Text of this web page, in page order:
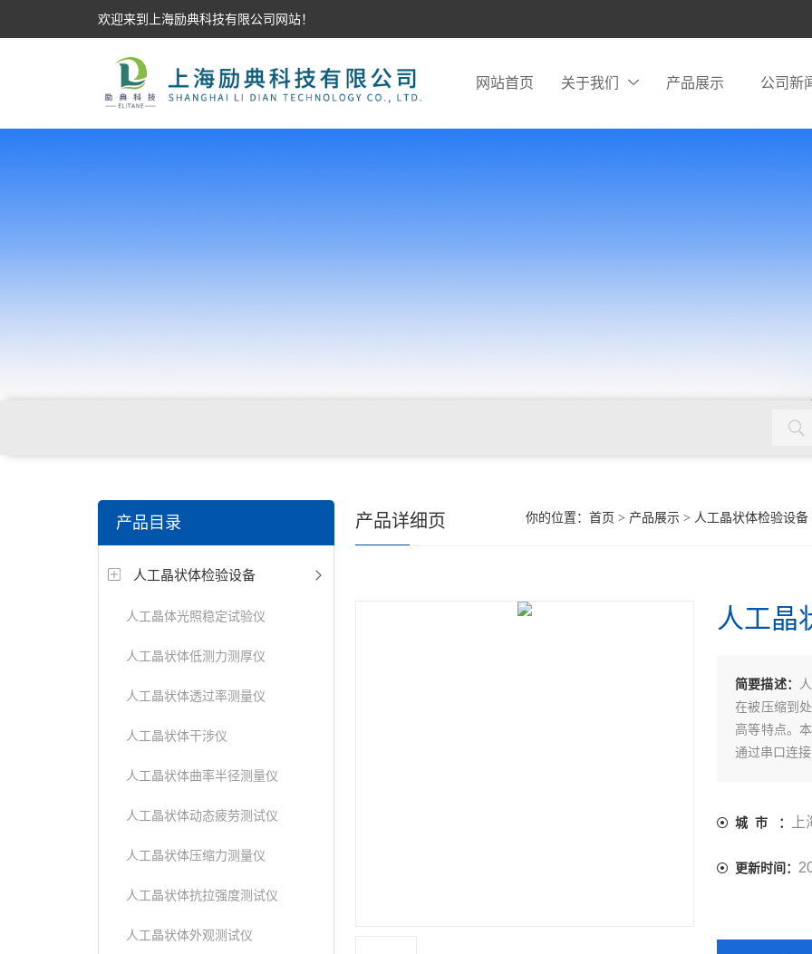
欢迎来到上海励典科技有限公司网站！
网站首页 关于我们 产品展示 公司新
仪，角膜接触镜厚度测量仪，角膜接触镜折光仪，角膜接触镜光学分析仪等，人工晶状体压缩力测量仪，人工晶状体尺寸
测试仪，人工晶状体疲劳试验仪等
产品目录
人工晶状体检验设备
人工晶体光照稳定试验仪
人工晶状体低测力测厚仪
人工晶状体透过率测量仪
人工晶状体干涉仪
人工晶状体曲率半径测量仪
人工晶状体动态疲劳测试仪
人工晶状体压缩力测量仪
人工晶状体抗拉强度测试仪
人工晶状体外观测试仪
你的位置： 首页 > 产品展示 > 人工晶状体检验设备
产品详细页
人工晶
简要描述：
在被压缩到
高等特点。
通过串口连
城 市 ：
更新时间：